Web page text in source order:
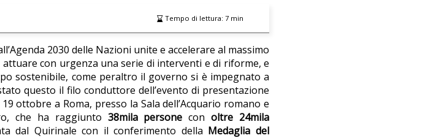
Tempo di lettura: 7min
2030 delle Nazioni unite e accelerare al massimo
con urgenza una serie di interventi e di riforme, e
sostenibile, come peraltro il governo si è impegnato a
questo il filo conduttore dell’evento di presentazione
ottobre a Roma, presso la Sala dell’Acquario romano e
che ha raggiunto 38mila persone conoltre 24mila
dal Quirinale con il conferimento della Medaglia del